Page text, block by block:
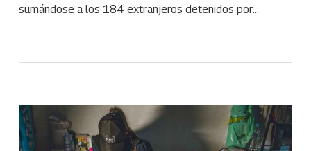
sumándose a los 184 extranjeros detenidos por…